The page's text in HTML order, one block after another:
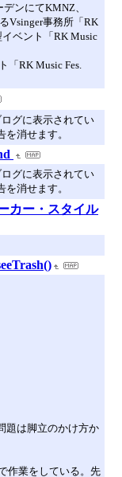
ンにてKMNZ、
Vsinger事務所「RK
ベント「RK Music
「RK Music Fes.
グに表示されてい
消せます。
グに表示されてい
消せます。
カー・スタイル
題は脚立のかけ方か
作業をしている。先